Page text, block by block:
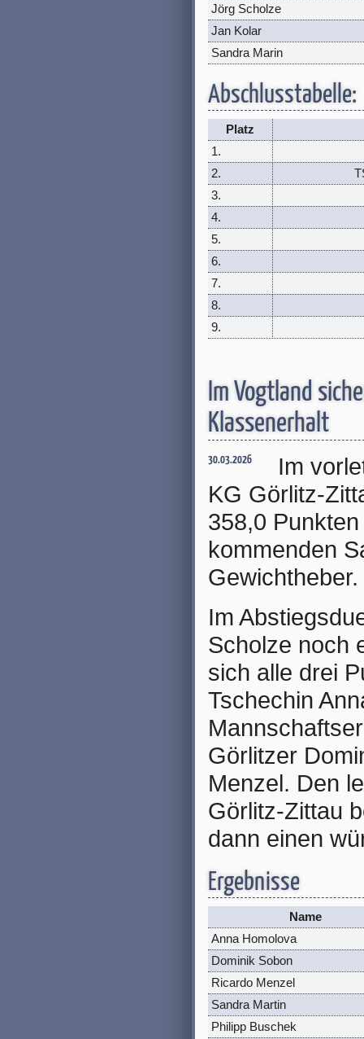
Jörg Scholze
Jan Kolar
Sandra Marin
Abschlusstabelle:
Platz
1.
2.
3.
4.
5.
6.
7.
8.
9.
Im Vogtland
Klassenerhalt
30.03.2026
Im
KG Görlitz-
358,0
kommenden
Gewichtheber.
Im
Scholze noch
sich alle drei
Tschechin
Görlitzer
Menzel. Den
Görlitz-Zittau
dann einen
Ergebnisse
Name
Anna Homolova
Dominik Sobon
Ricardo Menzel
Sandra Martin
Philipp Buschek